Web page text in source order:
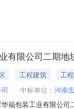
服务事项：工程
有限公司二期
工程建筑
工程
中标单位： 河南
福包装工业有限公